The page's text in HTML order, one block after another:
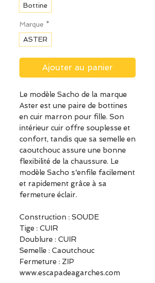
Bottine
Marque *
ASTER
Ajouter au panier
Le modèle Sacho de la marque
Aster est une paire de bottines
en cuir marron pour fille. Son
intérieur cuir offre souplesse et
confort, tandis que sa semelle en
caoutchouc assure une bonne
flexibilité de la chaussure. Le
modèle Sacho s'enfile facilement
et rapidement grâce à sa
fermeture éclair.
Construction : SOUDE
Tige : CUIR
Doublure : CUIR
Semelle : Caoutchouc
Fermeture : ZIP
www.escapadeagarches.com